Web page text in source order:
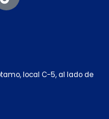
local C-5, al lado de